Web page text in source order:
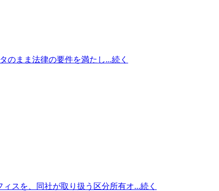
のまま法律の要件を満たし...続く
スを、同社が取り扱う区分所有オ...続く